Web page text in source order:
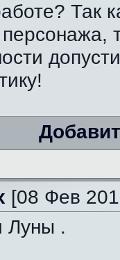
Так
[08 Фев
Луны .